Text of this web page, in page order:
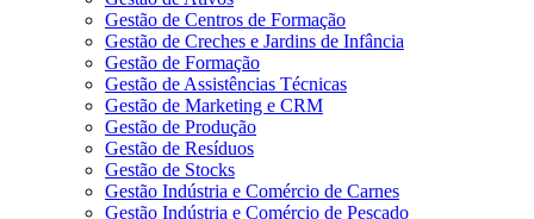
Gestão de Centros de Formação
Gestão de Creches e Jardins de Infância
Gestão de Formação
Gestão de Assistências Técnicas
Gestão de Marketing e CRM
Gestão de Produção
Gestão de Resíduos
Gestão de Stocks
Gestão Indústria e Comércio de Carnes
Gestão Indústria e Comércio de Pescado